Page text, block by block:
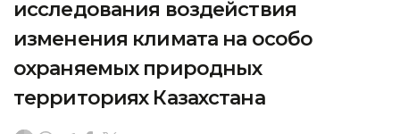
исследования воздействия
изменения климата на особо
охраняемых природных
территориях Казахстана